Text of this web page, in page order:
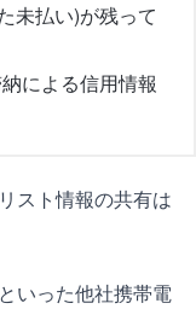
未払い)が残って
による信用情報
スト情報の共有は
いった他社携帯電